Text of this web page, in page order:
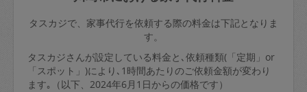
タスカジで、家事代行を依頼する際の料金は下記となりま
す。
タスカジさんが設定している料金と､依頼種類(「定期」or
「スポット」)により､1時間あたりのご依頼金額が変わり
ます｡（以下、2024年6月1日からの価格です）